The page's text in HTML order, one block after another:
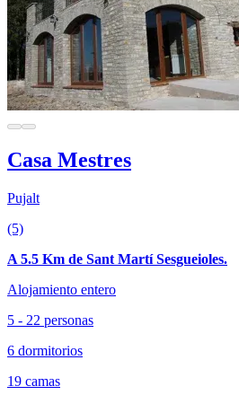
Casa Mestres
Pujalt
(5)
A 5.5 Km de Sant Martí Sesgueioles.
Alojamiento entero
5 - 22 personas
6 dormitorios
19 camas